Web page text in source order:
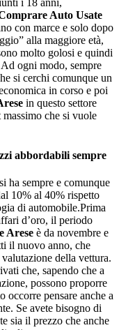
Auto Usate
con marce e solo dopo
alla maggiore età,
molto golosi e quindi
ogni modo, sempre
si cerchi comunque un
in corso e poi
in questo settore
che si vuole
abbordabili sempre
ha sempre e comunque
10% al 40% rispetto
di automobile.Prima
d’oro, il periodo
Areseè da novembre e
il nuovo anno, che
della vettura.
che, sapendo che a
possono proporre
occorre pensare anche a
Se avete bisogno di
sia il prezzo che anche